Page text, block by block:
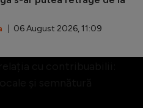
| 06 August 2026, 11:09